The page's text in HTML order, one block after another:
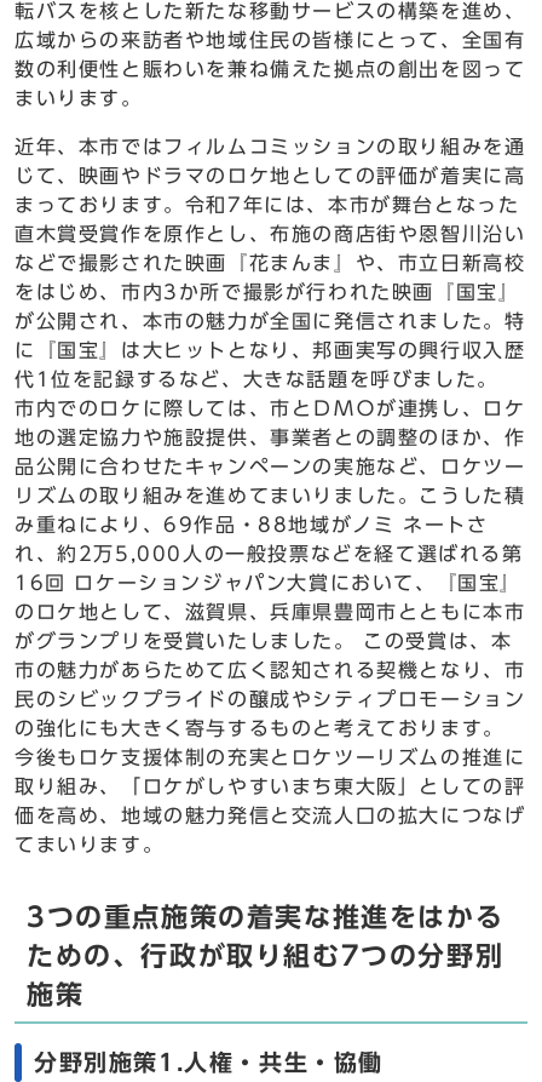
転バスを核とした新たな移動サービスの構築を進め、
広域からの来訪者や地域住民の皆様にとって、全国有
数の利便性と賑わいを兼ね備えた拠点の創出を図って
まいります。
近年、本市ではフィルムコミッションの取り組みを通
じて、映画やドラマのロケ地としての評価が着実に高
まっております。令和7年には、本市が舞台となった
直木賞受賞作を原作とし、布施の商店街や恩智川沿い
などで撮影された映画『花まんま』や、市立日新高校
をはじめ、市内3か所で撮影が行われた映画『国宝』
が公開され、本市の魅力が全国に発信されました。特
に『国宝』は大ヒットとなり、邦画実写の興行収入歴
代1位を記録するなど、大きな話題を呼びました。
市内でのロケに際しては、市とＤＭＯが連携し、ロケ
地の選定協力や施設提供、事業者との調整のほか、作
品公開に合わせたキャンペーンの実施など、ロケツー
リズムの取り組みを進めてまいりました。こうした積
み重ねにより、69作品・88地域がノミ ネートさ
れ、約2万5,000人の一般投票などを経て選ばれる第
16回 ロケーションジャパン大賞において、『国宝』
のロケ地として、滋賀県、兵庫県豊岡市とともに本市
がグランプリを受賞いたしました。 この受賞は、本
市の魅力があらためて広く認知される契機となり、市
民のシビックプライドの醸成やシティプロモーション
の強化にも大きく寄与するものと考えております。
今後もロケ支援体制の充実とロケツーリズムの推進に
取り組み、「ロケがしやすいまち東大阪」としての評
価を高め、地域の魅力発信と交流人口の拡大につなげ
てまいります。
3つの重点施策の着実な推進をはかる
ための、行政が取り組む7つの分野別
施策
分野別施策1.人権・共生・協働